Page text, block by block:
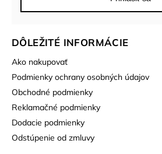
DÔLEŽITÉ INFORMÁCIE
Ako nakupovať
Podmienky ochrany osobných údajov
Obchodné podmienky
Reklamačné podmienky
Dodacie podmienky
Odstúpenie od zmluvy